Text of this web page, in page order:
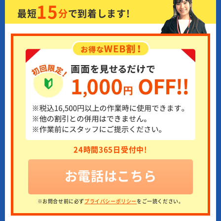
最短15分で到着します!
24時間365日受付中!
お電話はこちら
※お問合せ前に必ずプライバシーポリシー をご一読ください。